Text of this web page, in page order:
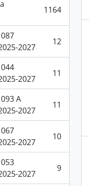
1164
2027
12
2027
11
A
2027
11
2027
10
2027
9